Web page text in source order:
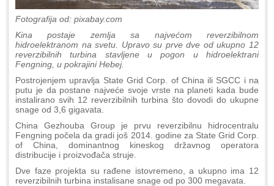
Fotografija od: pixabay.com
Kina postaje zemlja sa najvećom reverzibilnom
hidroelektranom na svetu. Upravo su prve dve od ukupno 12
reverzibilnih turbina stavljene u pogon u hidroelektrani
Fengning, u pokrajini Hebej.
Postrojenjem upravlja State Grid Corp. of China ili SGCC i na
putu je da postane najveće svoje vrste na planeti kada bude
instalirano svih 12 reverzibilnih turbina što dovodi do ukupne
snage od 3,6 gigavata.
China Gezhouba Group je prvu reverzibilnu hidrocentralu
Fengning počela da gradi još 2014. godine za State Grid Corp.
of China, dominantnog kineskog državnog operatora
distribucije i proizvođača struje.
Dve faze projekta su rađene istovremeno, a ukupno ima 12
reverzibilnih turbina instalisane snage od po 300 megavata.